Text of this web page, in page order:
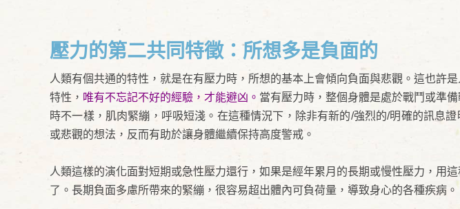
壓力的第二共同特徵：所想多是負面的
人類有個共通的特性，就是在有壓力時，所想的基本上會傾向負面與悲觀。這也許
特性， 唯有不忘記不好的經驗，才能避凶。 當有壓力時，整個身體是處於戰鬥或準
時不一樣，肌肉緊繃，呼吸短淺。在這種情況下，除非有新的/強烈的/明確的訊息
或悲觀的想法，反而有助於讓身體繼續保持高度警戒。
人類這樣的演化面對短期或急性壓力還行，如果是經年累月的長期或慢性壓力，用
了。長期負面多慮所帶來的緊繃，很容易超出體內可負荷量，導致身心的各種疾病。